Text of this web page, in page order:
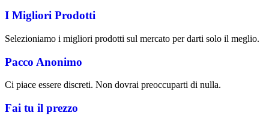
I Migliori Prodotti
Selezioniamo i migliori prodotti sul mercato per darti solo il meglio.
Pacco Anonimo
Ci piace essere discreti. Non dovrai preoccuparti di nulla.
Fai tu il prezzo